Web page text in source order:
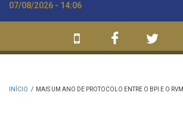
07/08/2026 - 14:06
INÍCIO / MAIS UM ANO DE PROTOCOLO ENTRE O BPI E O RVM